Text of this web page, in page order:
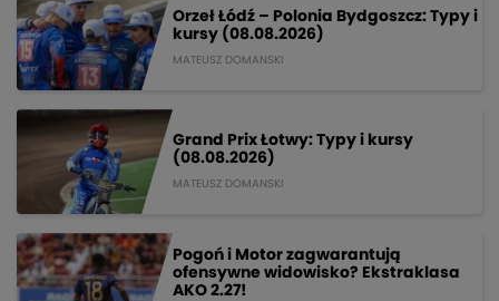
Orzeł Łódź – Polonia Bydgoszcz: Typy i
kursy (08.08.2026)
MATEUSZ DOMANSKI
Grand Prix Łotwy: Typy i kursy
(08.08.2026)
MATEUSZ DOMANSKI
Pogoń i Motor zagwarantują
ofensywne widowisko? Ekstraklasa
AKO 2.27!